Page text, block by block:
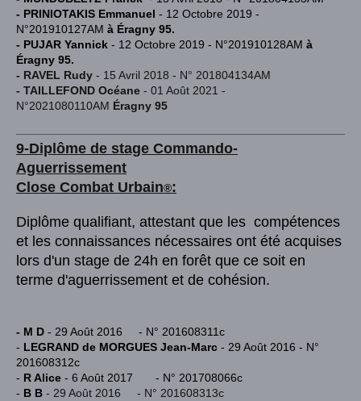
- PRINIOTAKIS Emmanuel - 12 Octobre 2019 -
N°201910127AM à Éragny 95.
- PUJAR Yannick - 12 Octobre 2019 - N°201910128AM à
Éragny 95.
- RAVEL Rudy - 15 Avril 2018 - N° 201804134AM
- TAILLEFOND Océane - 01 Août 2021 -
N°2021080110AM Éragny 95
9-Diplôme de stage Commando-
Aguerrissement
Close Combat Urbain®:
Diplôme qualifiant, attestant que les compétences
et les connaissances nécessaires ont été acquises
lors d'un stage de 24h en forêt que ce soit en
terme d'aguerrissement et de cohésion.
- M D - 29 Août 2016 - N° 201608311c
- LEGRAND de MORGUES Jean-Marc - 29 Août 2016 - N°
201608312c
- R Alice - 6 Août 2017 - N° 201708066c
- B B - 29 Août 2016 - N° 201608313c